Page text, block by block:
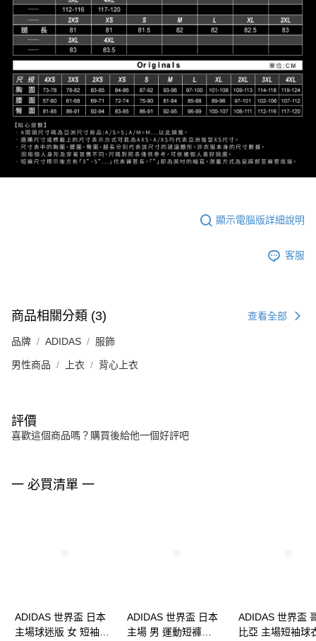
顯示電腦版詳細說明
客服
商品相關分類 (3) 查看全部
品牌 ADIDAS 服飾
男性商品 上衣 背心上衣
評價
喜歡這個商品嗎？購買後給他一個好評吧
一 必買清單 一
ADIDAS 世界盃 日本
主場球迷版 女 短袖球
ADIDAS 世界盃 日本
主場 男 運動短褲
ADIDAS 世界盃
比亞 主場短袖球